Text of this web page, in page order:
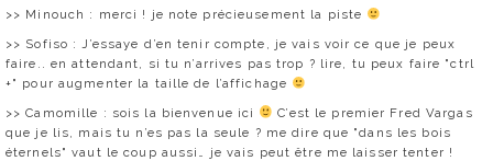
>> Minouch : merci ! je note précieusement la piste
>> Sofiso : J’essaye d’en tenir compte, je vais voir ce que je peux
faire.. en attendant, si tu n’arrives pas trop ? lire, tu peux faire "ctrl
+" pour augmenter la taille de l’affichage
>> Camomille : sois la bienvenue ici
C’est le premier Fred Vargas
que je lis, mais tu n’es pas la seule ? me dire que "dans les bois
éternels" vaut le coup aussi… je vais peut être me laisser tenter !